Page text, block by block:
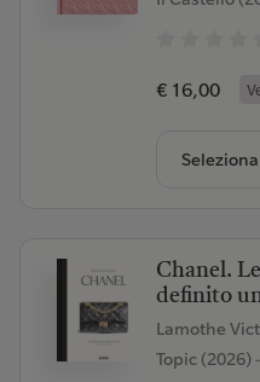
€ 16,00
Chanel.
definito
Lamothe
Topic (2026)